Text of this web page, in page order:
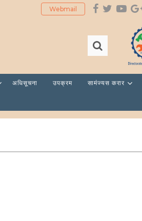
Webmail
अधिसूचना उपक्रम सामंज्यस करार